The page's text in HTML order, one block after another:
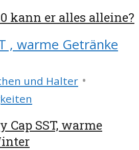
kann er alles alleine?
und Halter •
Cap SST, warme